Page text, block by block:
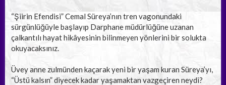
t
a
n
i
h
i
“Şiirin Efendisi” Cemal Süreya’nın tren vagonundaki
sürgünlüğüyle başlayıp Darphane müdürlüğüne uzanan
çalkantılı hayat hikâyesinin bilinmeyen yönlerini bir solukta
okuyacaksınız.
Üvey anne zulmünden kaçarak yeni bir yaşam kuran Süreya’yı,
“Üstü kalsın” diyecek kadar yaşamaktan vazgeçiren neydi?